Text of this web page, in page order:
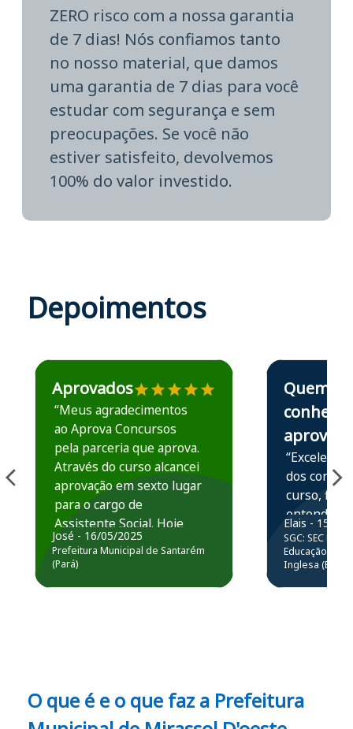
ZERO risco com a nossa garantia
de 7 dias! Nós confiamos tanto
no nosso material, que damos
uma garantia de 7 dias para você
estudar com segurança e sem
preocupações. Se você não
estiver satisfeito, devolvemos
100% do valor investido.
Depoimentos
Estudante José recomenda o Aprova Concursos em
Aprovados
“Meus agradecimentos
ao Aprova Concursos
pela parceria que aprova.
Através do curso alcancei
aprovação em sexto lugar
para o cargo de
Assistente Social. Hoje
estou atuando na
Prefeitura de Santarém.
José - 16/05/2025
Prefeitura Municipal de Santarém
(Pará)
Estudante Elais
Quem
conhece,
aprova
“Excelente
dos
curso,
entender e
prática
resolução
questões.”
Elais - 15/07/
SGC: SEC BA
Educação
Inglesa (Edital
O que é e o que faz a Prefeitura